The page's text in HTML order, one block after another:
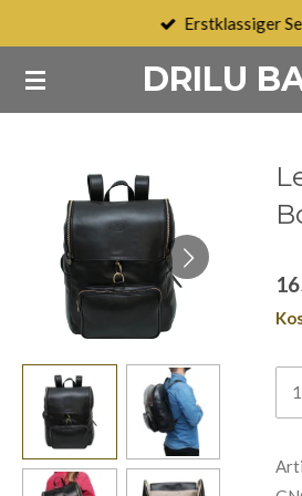
springen
DRILU
Erstklassiger